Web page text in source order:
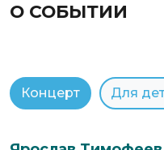
О СОБЫТИИ
Концерт Для